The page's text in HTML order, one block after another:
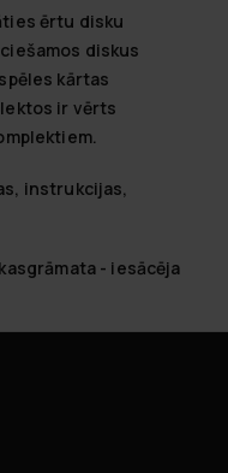
ērtu disku
diskus
kārtas
ir vērts
instrukcijas,
- iesācēja